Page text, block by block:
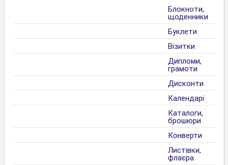
Блокноти,
щоденники
Буклети
Візитки
Дипломи,
грамоти
Дисконти
Календарі
Каталоги,
брошюри
Конверти
Листівки,
флаєра